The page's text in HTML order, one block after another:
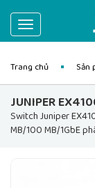
Toggle
navigation
Trang chủ Sản
JUNIPER
Switch Juniper
MB/100 MB/1GbE